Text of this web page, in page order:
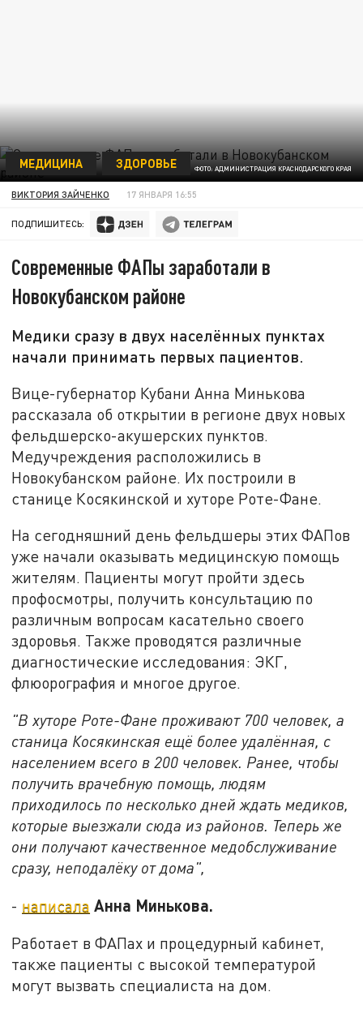
ФОТО: АДМИНИСТРАЦИЯ КРАСНОДАРСКОГО КРАЯ
МЕДИЦИНА ЗДОРОВЬЕ
ВИКТОРИЯ ЗАЙЧЕНКО 17 ЯНВАРЯ 16:55
ПОДПИШИТЕСЬ:
Современные ФАПы заработали в
Новокубанском районе
Медики сразу в двух населённых пунктах
начали принимать первых пациентов.
Вице-губернатор Кубани Анна Минькова
рассказала об открытии в регионе двух новых
фельдшерско-акушерских пунктов.
Медучреждения расположились в
Новокубанском районе. Их построили в
станице Косякинской и хуторе Роте-Фане.
На сегодняшний день фельдшеры этих ФАПов
уже начали оказывать медицинскую помощь
жителям. Пациенты могут пройти здесь
профосмотры, получить консультацию по
различным вопросам касательно своего
здоровья. Также проводятся различные
диагностические исследования: ЭКГ,
флюорография и многое другое.
"В хуторе Роте-Фане проживают 700 человек, а
станица Косякинская ещё более удалённая, с
населением всего в 200 человек. Ранее, чтобы
получить врачебную помощь, людям
приходилось по несколько дней ждать медиков,
которые выезжали сюда из районов. Теперь же
они получают качественное медобслуживание
сразу, неподалёку от дома",
- написала Анна Минькова.
Работает в ФАПах и процедурный кабинет,
также пациенты с высокой температурой
могут вызвать специалиста на дом.